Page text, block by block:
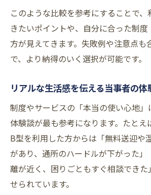
このような比較を参考にすることで、
きたいポイントや、自分に合った制
方が見えてきます。失敗例や注意点も
で、より納得のいく選択が可能です。
リアルな生活感を伝える当事者の体
制度やサービスの「本当の使い心地
体験談が最も参考になります。たとえ
B型を利用した方からは「無料送迎や
があり、通所のハードルが下がった」
離が近く、困りごともすぐ相談でき
せられています。